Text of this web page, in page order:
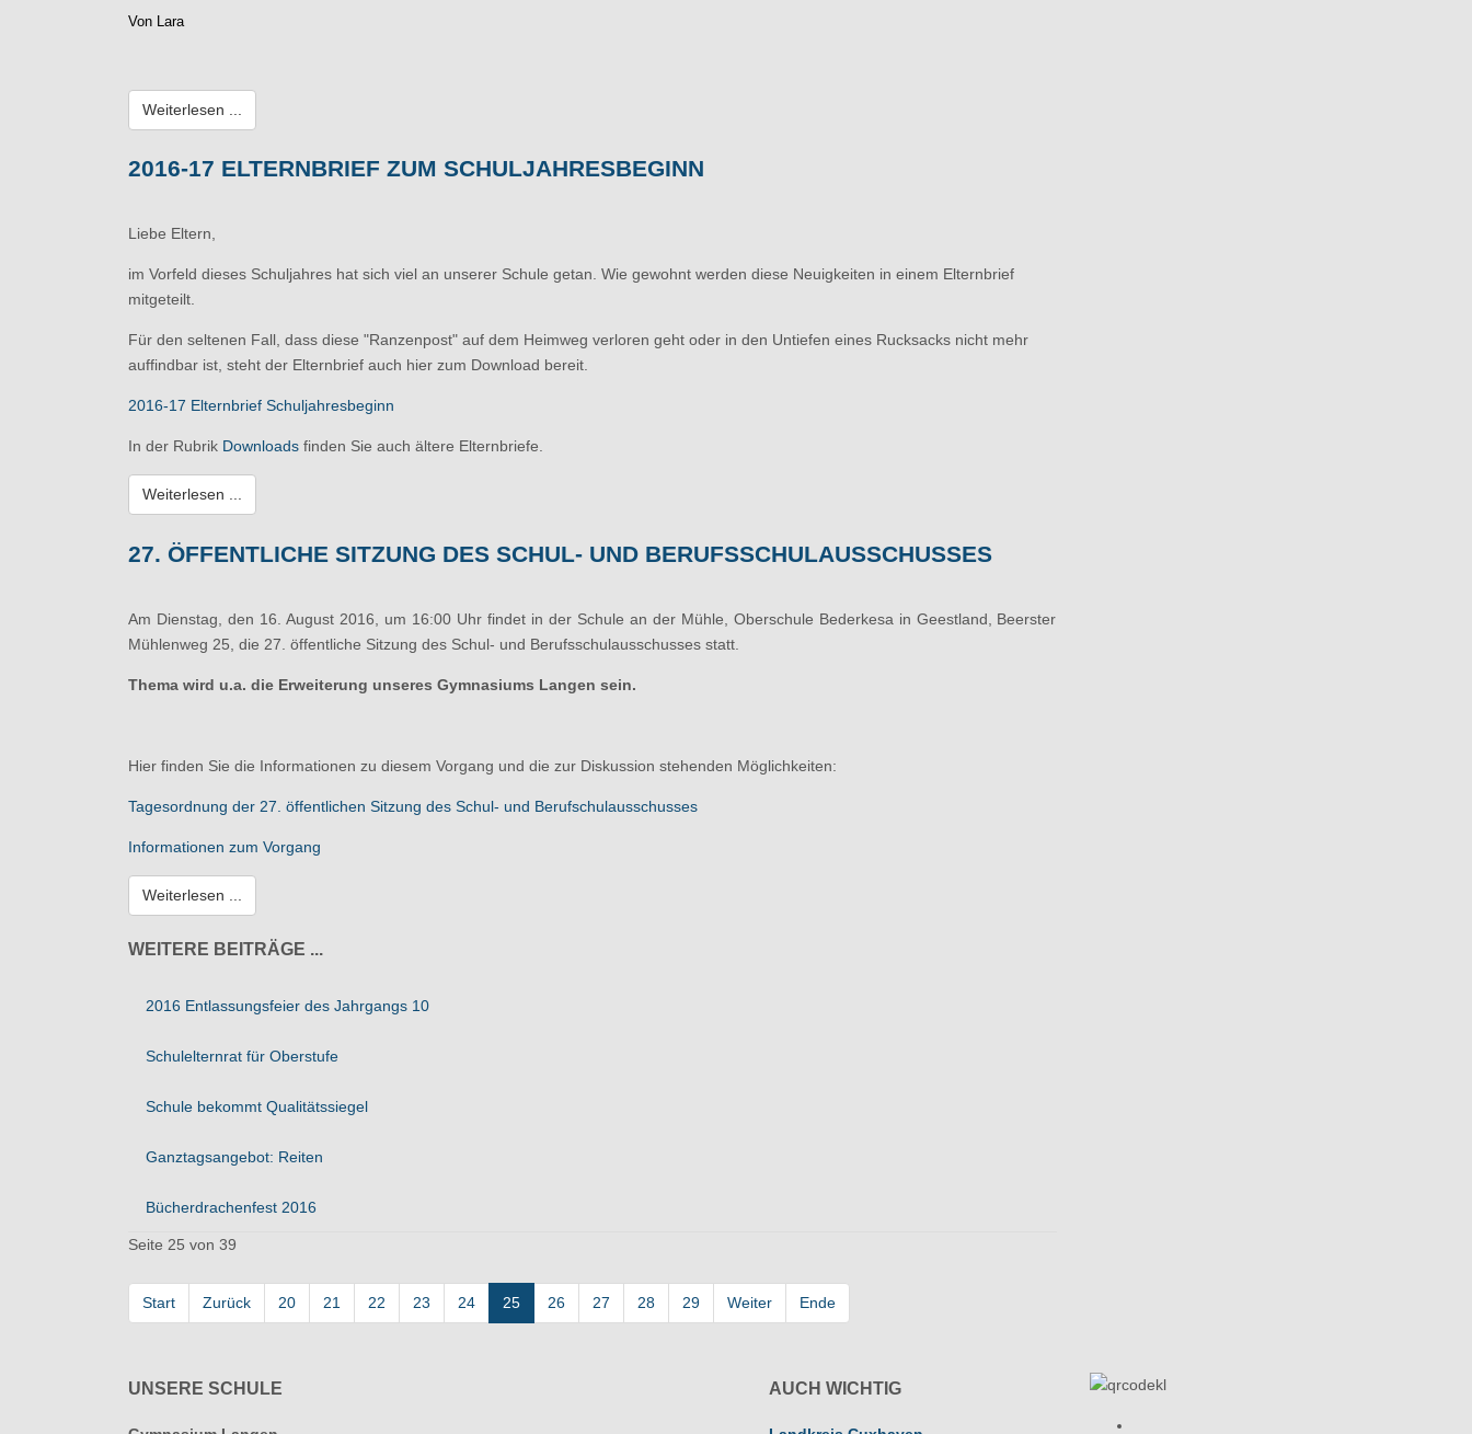
Von Lara
Weiterlesen ...
2016-17 ELTERNBRIEF ZUM SCHULJAHRESBEGINN
Liebe Eltern,
im Vorfeld dieses Schuljahres hat sich viel an unserer Schule getan. Wie gewohnt werden diese Neuigkeiten in einem Elternbrief
mitgeteilt.
Für den seltenen Fall, dass diese "Ranzenpost" auf dem Heimweg verloren geht oder in den Untiefen eines Rucksacks nicht mehr
auffindbar ist, steht der Elternbrief auch hier zum Download bereit.
2016-17 Elternbrief Schuljahresbeginn
In der Rubrik Downloads finden Sie auch ältere Elternbriefe.
Weiterlesen ...
27. ÖFFENTLICHE SITZUNG DES SCHUL- UND BERUFSSCHULAUSSCHUSSES
Am Dienstag, den 16. August 2016, um 16:00 Uhr findet in der Schule an der Mühle, Oberschule Bederkesa in Geestland, Beerster
Mühlenweg 25, die 27. öffentliche Sitzung des Schul- und Berufsschulausschusses statt.
Thema wird u.a. die Erweiterung unseres Gymnasiums Langen sein.
Hier finden Sie die Informationen zu diesem Vorgang und die zur Diskussion stehenden Möglichkeiten:
Tagesordnung der 27. öffentlichen Sitzung des Schul- und Berufschulausschusses
Informationen zum Vorgang
Weiterlesen ...
WEITERE BEITRÄGE ...
2016 Entlassungsfeier des Jahrgangs 10
Schulelternrat für Oberstufe
Schule bekommt Qualitätssiegel
Ganztagsangebot: Reiten
Bücherdrachenfest 2016
Seite 25 von 39
Start Zurück 20 21 22 23 24 25 26 27 28 29 Weiter Ende
UNSERE SCHULE AUCH WICHTIG